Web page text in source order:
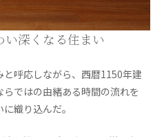
深くなる住まい
呼応しながら、西暦1150年建
ではの由緒ある時間の流れを
織り込んだ。